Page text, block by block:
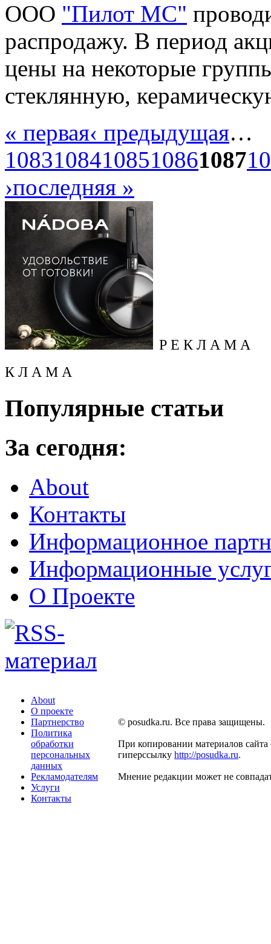
ООО "Пилот МС"
распродажу. В период
цены на некоторые
стеклянную,
« первая‹ предыдущая…
10831084108510861087
›последняя »
Р Е К Л А М А
К Л А М А
Популярные статьи
За сегодня:
About
Контакты
Информационное
Информационные
О Проекте
About
О проекте
Партнерство
Политика
обработки
персональных
данных
Рекламодателям
Услуги
Контакты
© posudka.ru. Все права защищены.
При копировании материалов сайта
гиперссылку http://posudka.ru.
Мнение редакции может не